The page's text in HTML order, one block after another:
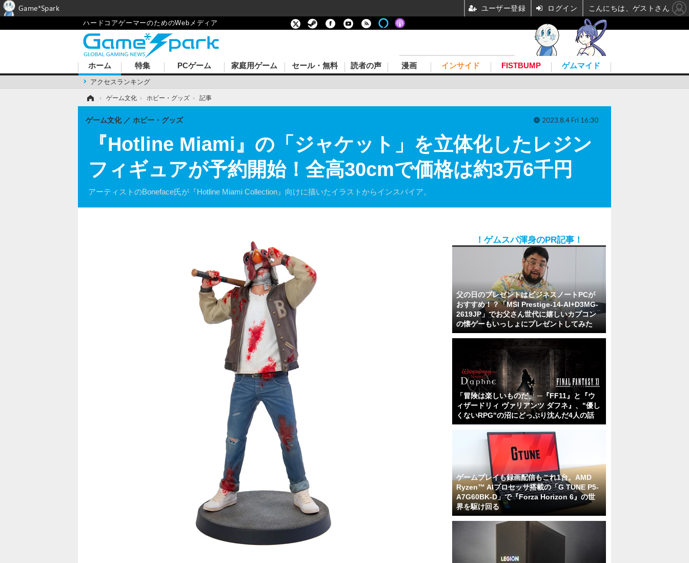
ハードコアゲーマーのためのWebメディア
ホーム
アクセスランキング
特集 PCゲーム 家庭用ゲーム セール・無料 読者の声 漫画 インサイド FISTBUMP ゲムマイド
› ゲーム文化 › ホビー・グッズ › 記事
『Hotline Miami』の「ジャケット」を立体化したレジン
フィギュアが予約開始！全高30cmで価格は約3万6千円
アーティストのBoneface氏が『Hotline Miami Collection』向けに描いたイラストからインスパイア。
ゲーム文化 ホビー・グッズ 2023.8.4 Fri 16:30
！ゲムスパ渾身のPR記事！
父の日のプレゼントはビジネスノートPCが
おすすめ！？「MSI Prestige-14-AI+D3MG-
2619JP」でお父さん世代に嬉しいカプコン
の懐ゲーもいっしょにプレゼントしてみた
「冒険は楽しいものだ」 ─『FF11』と『ウ
ィザードリィ ヴァリアンツ ダフネ』、"優し
くないRPG"の沼にどっぷり沈んだ4人の話
ゲームプレイも録画配信もこれ1台。AMD
Ryzen™ AIプロセッサ搭載の「G TUNE P5-
A7G60BK-D」で『Forza Horizon 6』の世
界を駆け回る
Game*Spark ユーザー登録 ログイン こんにちは、ゲストさん